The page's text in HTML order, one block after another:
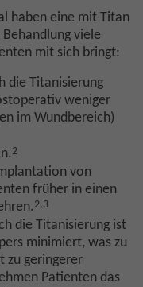
haben eine mit Titan
viele
mit sich bringt:
die Titanisierung
weniger
im Wundbereich)
2
von
früher in einen
2,3
die Titanisierung ist
minimiert, was zu
zu geringerer
Patienten das